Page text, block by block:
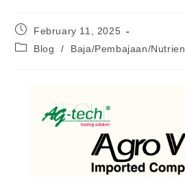
February 11, 2025
Blog
/ Baja/Pembajaan/Nutrien